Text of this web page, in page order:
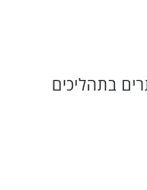
בתהליכים